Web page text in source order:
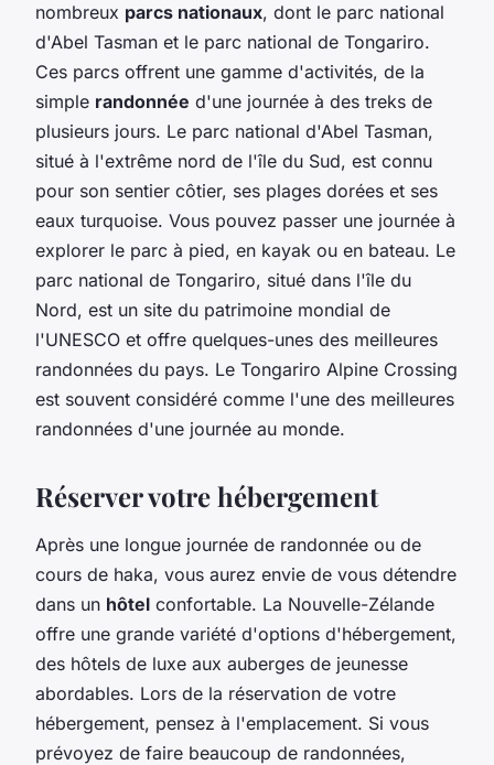
nombreux parcs nationaux, dont le parc national
d'Abel Tasman et le parc national de Tongariro.
Ces parcs offrent une gamme d'activités, de la
simple randonnée d'une journée à des treks de
plusieurs jours. Le parc national d'Abel Tasman,
situé à l'extrême nord de l'île du Sud, est connu
pour son sentier côtier, ses plages dorées et ses
eaux turquoise. Vous pouvez passer une journée à
explorer le parc à pied, en kayak ou en bateau. Le
parc national de Tongariro, situé dans l'île du
Nord, est un site du patrimoine mondial de
l'UNESCO et offre quelques-unes des meilleures
randonnées du pays. Le Tongariro Alpine Crossing
est souvent considéré comme l'une des meilleures
randonnées d'une journée au monde.
Réserver votre hébergement
Après une longue journée de randonnée ou de
cours de haka, vous aurez envie de vous détendre
dans un hôtel confortable. La Nouvelle-Zélande
offre une grande variété d'options d'hébergement,
des hôtels de luxe aux auberges de jeunesse
abordables. Lors de la réservation de votre
hébergement, pensez à l'emplacement. Si vous
prévoyez de faire beaucoup de randonnées,